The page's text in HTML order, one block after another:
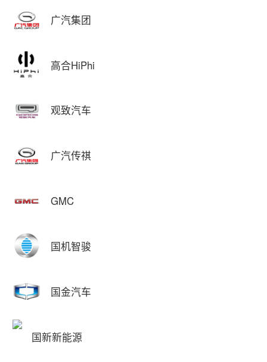
广汽集团
高合HiPhi
观致汽车
广汽传祺
GMC
国机智骏
国金汽车
国新新能源